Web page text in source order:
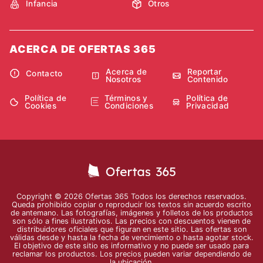
Infancia Otros
ACERCA DE OFERTAS 365
Contacto
Acerca de
Nosotros
Reportar
Contenido
Política de
Cookies
Términos y
Condiciones
Política de
Privacidad
Copyright © 2026 Ofertas 365 Todos los derechos reservados.
Queda prohibido copiar o reproducir los textos sin acuerdo escrito
de antemano. Las fotografías, imágenes y folletos de los productos
son sólo a fines ilustrativos. Las precios con descuentos vienen de
distribuidores oficiales que figuran en este sitio. Las ofertas son
válidas desde y hasta la fecha de vencimiento o hasta agotar stock.
El objetivo de este sitio es informativo y no puede ser usado para
reclamar los productos. Los precios pueden variar dependiendo de